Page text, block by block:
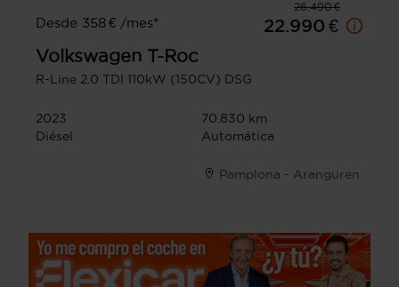
26.490 €
Desde 358 € /mes*
22.990 €
Volkswagen T-Roc
R-Line 2.0 TDI 110kW (150CV) DSG
2023
70.830 km
Diésel
Automática
Pamplona - Aranguren